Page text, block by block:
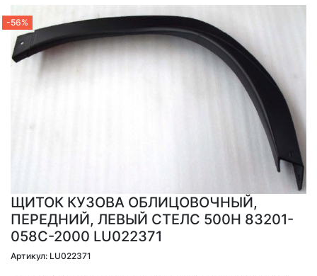
-56%
ЩИТОК КУЗОВА ОБЛИЦОВОЧНЫЙ,
ПЕРЕДНИЙ, ЛЕВЫЙ СТЕЛС 500H 83201-
058C-2000 LU022371
Артикул: LU022371